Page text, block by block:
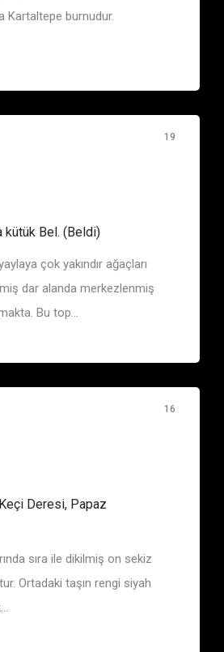
Kartaltepe burnudur.
19
Geçen Bölge ve Yerler
kütük Bel. (Beldi)
çok yakındır ağaçları
dar alanda merkezlenmiş
Bu top...
16
Geçen Bölge ve Yerler
Deresi, Papaz
sıra ile dikilmiş on sekiz
Ortadaki taşın rengi siyah